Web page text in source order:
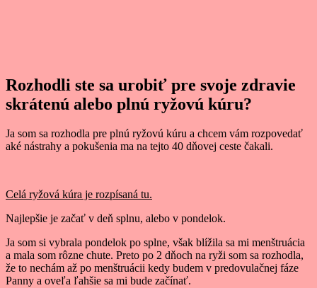
Rozhodli ste sa urobiť pre svoje zdravie
skrátenú alebo plnú ryžovú kúru?
Ja som sa rozhodla pre plnú ryžovú kúru a chcem vám rozpovedať
aké nástrahy a pokušenia ma na tejto 40 dňovej ceste čakali.
Celá ryžová kúra je rozpísaná tu.
Najlepšie je začať v deň splnu, alebo v pondelok.
Ja som si vybrala pondelok po splne, však blížila sa mi menštruácia
a mala som rôzne chute. Preto po 2 dňoch na ryži som sa rozhodla,
že to nechám až po menštruácii kedy budem v predovulačnej fáze
Panny a oveľa ľahšie sa mi bude začínať.